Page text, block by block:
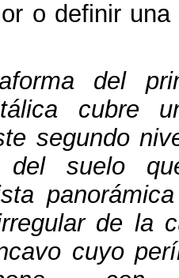
o definir
del
cubre
segundo
del suelo
de la
cuyo